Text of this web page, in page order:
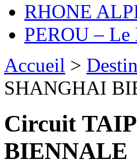
RHONE
PEROU – Le
Accueil >
SHANGHAI
Circuit
BIENNALE